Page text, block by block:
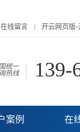
在线留言 开云网页版-
统一
热线
139-
案例 在